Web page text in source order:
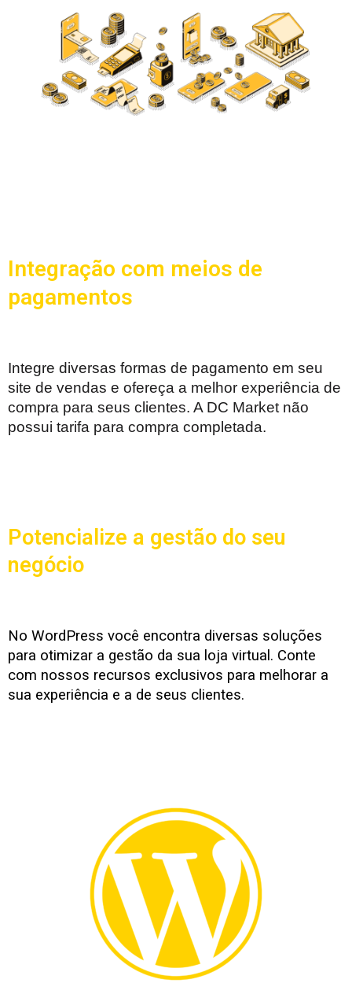
Integração com meios de
pagamentos
Integre diversas formas de pagamento em seu
site de vendas e ofereça a melhor experiência de
compra para seus clientes. A DC Market não
possui tarifa para compra completada.
Potencialize a gestão do seu
negócio
No WordPress você encontra diversas soluções
para otimizar a gestão da sua loja virtual. Conte
com nossos recursos exclusivos para melhorar a
sua experiência e a de seus clientes.